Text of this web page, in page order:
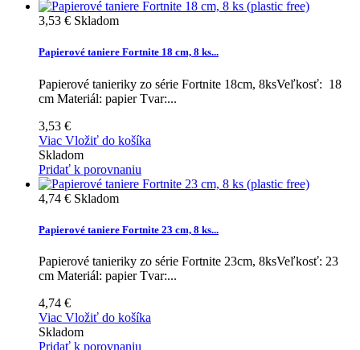
3,53 € Skladom
Papierové taniere Fortnite 18 cm, 8 ks...
Papierové tanieriky zo série Fortnite 18cm, 8ksVeľkosť: 18
cm Materiál: papier Tvar:...
3,53 €
Viac Vložiť do košíka
Skladom
Pridať k porovnaniu
4,74 € Skladom
Papierové taniere Fortnite 23 cm, 8 ks...
Papierové tanieriky zo série Fortnite 23cm, 8ksVeľkosť: 23
cm Materiál: papier Tvar:...
4,74 €
Viac Vložiť do košíka
Skladom
Pridať k porovnaniu